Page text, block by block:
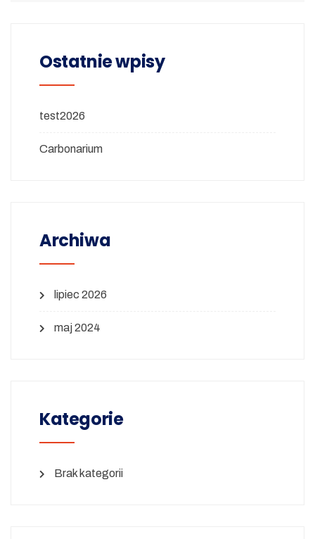
Ostatnie wpisy
test2026
Carbonarium
Archiwa
lipiec 2026
maj 2024
Kategorie
Brak kategorii